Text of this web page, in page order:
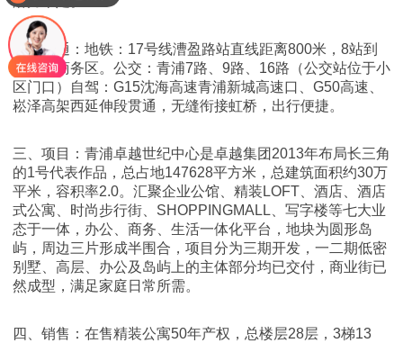
二、交通：地铁：17号线漕盈路站直线距离800米，8站到
达虹桥商务区。公交：青浦7路、9路、16路（公交站位于小
区门口）自驾：G15沈海高速青浦新城高速口、G50高速、
崧泽高架西延伸段贯通，无缝衔接虹桥，出行便捷。
三、项目：青浦卓越世纪中心是卓越集团2013年布局长三角
的1号代表作品，总占地147628平方米，总建筑面积约30万
平米，容积率2.0。汇聚企业公馆、精装LOFT、酒店、酒店
式公寓、时尚步行街、SHOPPINGMALL、写字楼等七大业
态于一体，办公、商务、生活一体化平台，地块为圆形岛
屿，周边三片形成半围合，项目分为三期开发，一二期低密
别墅、高层、办公及岛屿上的主体部分均已交付，商业街已
然成型，满足家庭日常所需。
四、销售：在售精装公寓50年产权，总楼层28层，3梯13